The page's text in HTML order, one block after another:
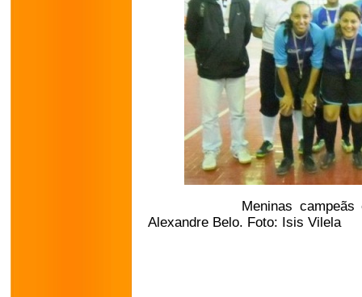
Meninas campeãs e, na
Alexandre Belo. Foto: Isis Vilela